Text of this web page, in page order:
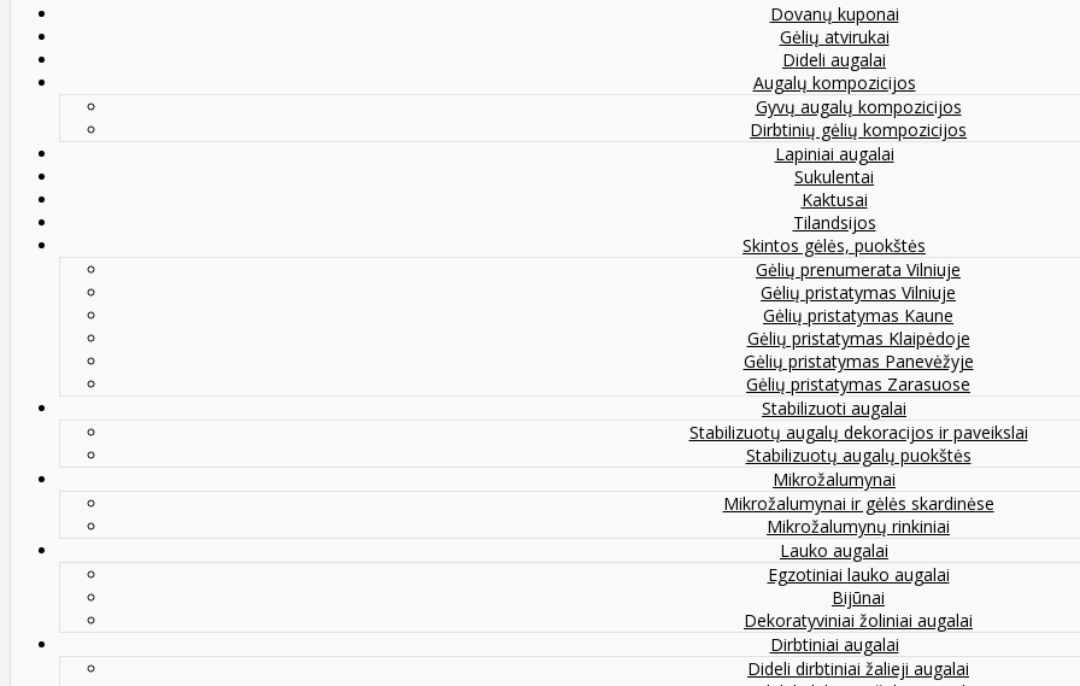
Dovanų kuponai
Gėlių atvirukai
Dideli augalai
Augalų kompozicijos
Gyvų augalų kompozicijos
Dirbtinių gėlių kompozicijos
Lapiniai augalai
Sukulentai
Kaktusai
Tilandsijos
Skintos gėlės, puokštės
Gėlių prenumerata Vilniuje
Gėlių pristatymas Vilniuje
Gėlių pristatymas Kaune
Gėlių pristatymas Klaipėdoje
Gėlių pristatymas Panevėžyje
Gėlių pristatymas Zarasuose
Stabilizuoti augalai
Stabilizuotų augalų dekoracijos ir paveikslai
Stabilizuotų augalų puokštės
Mikrožalumynai
Mikrožalumynai ir gėlės skardinėse
Mikrožalumynų rinkiniai
Lauko augalai
Egzotiniai lauko augalai
Bijūnai
Dekoratyviniai žoliniai augalai
Dirbtiniai augalai
Dideli dirbtiniai žalieji augalai